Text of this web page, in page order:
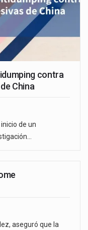
contra
China
de un
aseguró que la